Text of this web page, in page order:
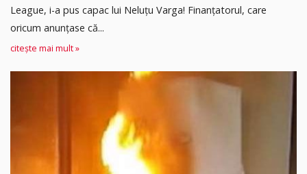
League, i-a pus capac lui Neluțu Varga! Finanțatorul, care
oricum anunțase că...
citește mai mult »